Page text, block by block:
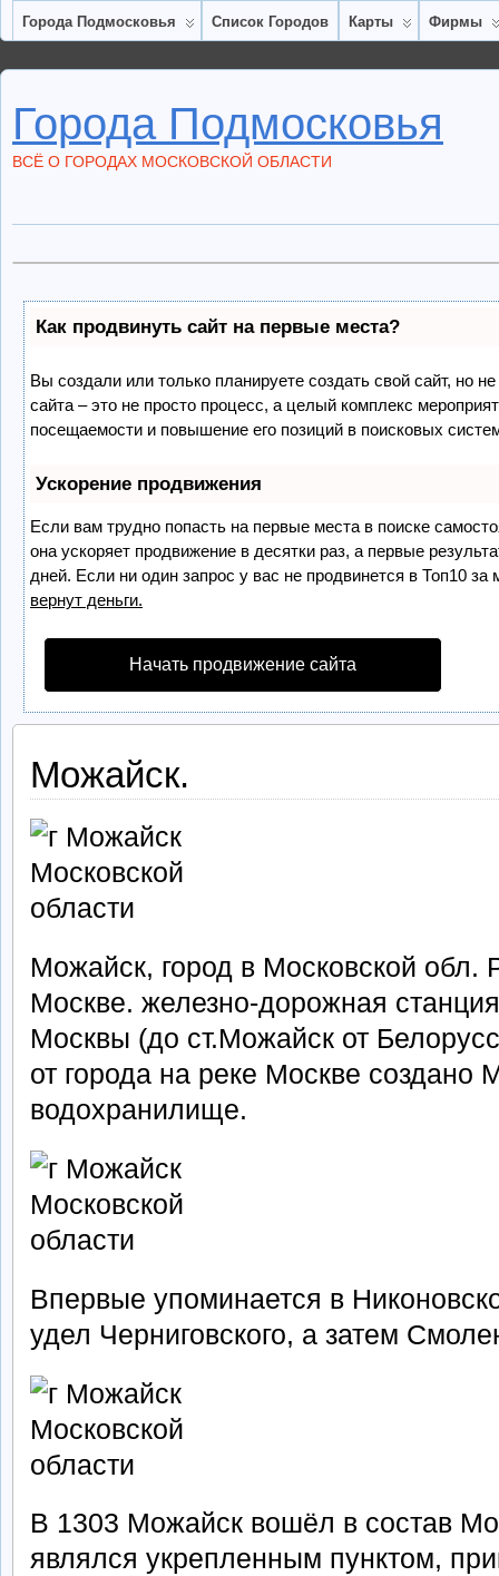
Города Подмосковья Список Городов Карты Фирмы
Города Подмосковья
ВСЁ О ГОРОДАХ МОСКОВСКОЙ ОБЛАСТИ
Как продвинуть сайт на первые места?
Вы создали или только планируете создать свой сайт, но
сайта – это не просто процесс, а целый комплекс
посещаемости и повышение его позиций в поисковых
Ускорение продвижения
Если вам трудно попасть на первые места в поиске
она ускоряет продвижение в десятки раз, а первые
дней. Если ни один запрос у вас не продвинется в Топ10 за
вернут деньги.
Начать продвижение сайта
Можайск.
Можайск, город в Московской обл.
Москве. железно-дорожная
Москвы (до ст.Можайск от
от города на реке Москве создано
водохранилище.
Впервые упоминается в
удел Черниговского, а затем
В 1303 Можайск вошёл в состав
являлся укрепленным пунктом,